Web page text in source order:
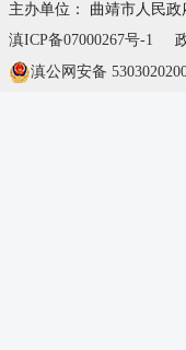
主办单位： 曲靖市人民政
滇ICP备07000267号-1
滇公网安备